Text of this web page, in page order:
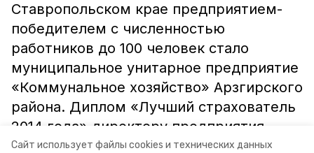
Сайт использует файлы cookies и технических данных
Ставропольском крае предприятием-
победителем с численностью
работников до 100 человек стало
муниципальное унитарное предприятие
«Коммунальное хозяйство» Арзгирского
района. Диплом «Лучший страхователь
2014 года» директору предприятия
вручила глава управления пенсионного